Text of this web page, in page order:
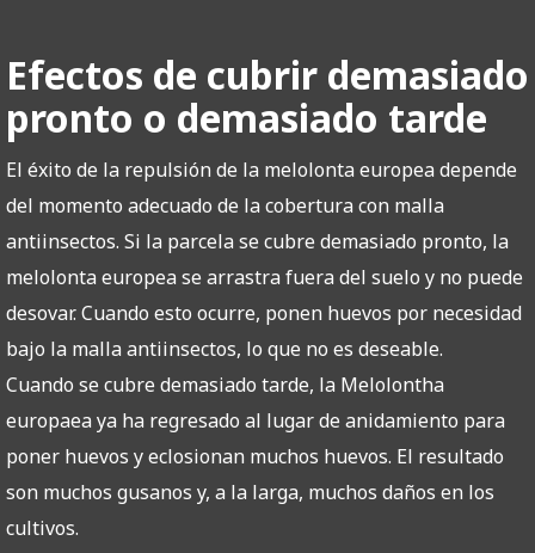
Efectos de cubrir demasiado
pronto o demasiado tarde
El éxito de la repulsión de la melolonta europea depende
del momento adecuado de la cobertura con malla
antiinsectos. Si la parcela se cubre demasiado pronto, la
melolonta europea se arrastra fuera del suelo y no puede
desovar. Cuando esto ocurre, ponen huevos por necesidad
bajo la malla antiinsectos, lo que no es deseable.
Cuando se cubre demasiado tarde, la Melolontha
europaea ya ha regresado al lugar de anidamiento para
poner huevos y eclosionan muchos huevos. El resultado
son muchos gusanos y, a la larga, muchos daños en los
cultivos.